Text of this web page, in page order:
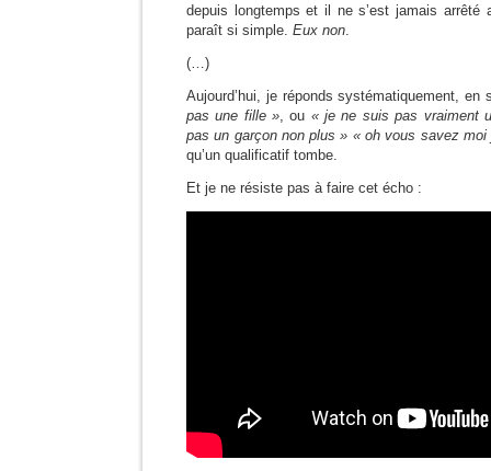
depuis longtemps et il ne s’est jamais arrêté
paraît si simple. Eux non.
(…)
Aujourd’hui, je réponds systématiquement,
pas une fille », ou « je ne suis pas vraiment
pas un garçon non plus » « oh vous savez
qu’un qualificatif tombe.
Et je ne résiste pas à faire cet écho :